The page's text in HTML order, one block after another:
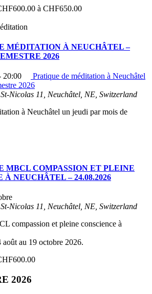
à CHF650.00
MÉDITATION À NEUCHÂTEL –
2026
20:00
Pratique de méditation à Neuchâtel
2026
Nicolas 11, Neuchâtel, NE, Switzerland
à Neuchâtel un jeudi par mois de
MBCL COMPASSION ET PLEINE
À NEUCHÂTEL – 24.08.2026
Nicolas 11, Neuchâtel, NE, Switzerland
compassion et pleine conscience à
au 19 octobre 2026.
2026